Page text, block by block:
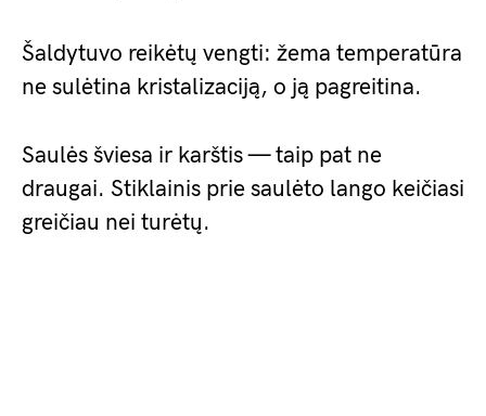
Šaldytuvo reikėtų vengti: žema temperatūra
ne sulėtina kristalizaciją, o ją pagreitina.
Saulės šviesa ir karštis — taip pat ne
draugai. Stiklainis prie saulėto lango keičiasi
greičiau nei turėtų.